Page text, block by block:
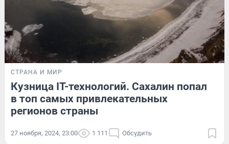
СТРАНА И МИР
Кузница IT-технологий. Сахалин попал
в топ самых привлекательных
регионов страны
27 ноября, 2024, 23:00 1 111 Обсудить